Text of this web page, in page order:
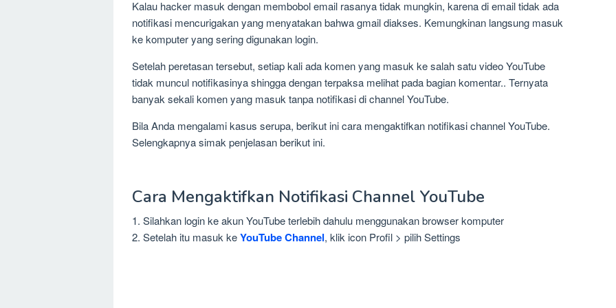
Kalau hacker masuk dengan membobol email rasanya tidak mungkin, karena di email tidak ada
notifikasi mencurigakan yang menyatakan bahwa gmail diakses. Kemungkinan langsung masuk
ke komputer yang sering digunakan login.
Setelah peretasan tersebut, setiap kali ada komen yang masuk ke salah satu video YouTube
tidak muncul notifikasinya shingga dengan terpaksa melihat pada bagian komentar.. Ternyata
banyak sekali komen yang masuk tanpa notifikasi di channel YouTube.
Bila Anda mengalami kasus serupa, berikut ini cara mengaktifkan notifikasi channel YouTube.
Selengkapnya simak penjelasan berikut ini.
Cara Mengaktifkan Notifikasi Channel YouTube
1. Silahkan login ke akun YouTube terlebih dahulu menggunakan browser komputer
2. Setelah itu masuk keYouTube Channel, klik icon Profil > pilih Settings